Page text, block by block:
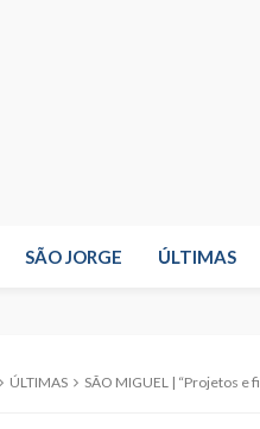
SÃO JORGE ÚLTIMAS
ÚLTIMAS SÃO MIGUEL | “Projetos e financiamento